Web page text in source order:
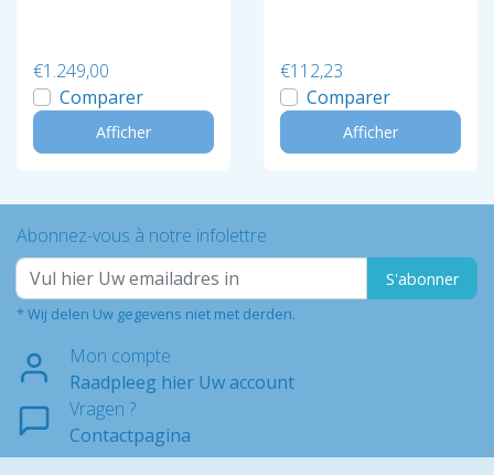
€1.249,00
Comparer
Afficher
€112,23
Comparer
Afficher
Abonnez-vous à notre infolettre
S'abonner
* Wij delen Uw gegevens niet met derden.
Mon compte
Raadpleeg hier Uw account
Vragen ?
Contactpagina